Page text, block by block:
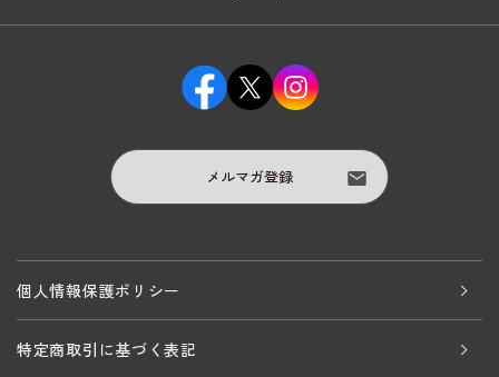
メルマガ登録
個人情報保護ポリシー
特定商取引に基づく表記